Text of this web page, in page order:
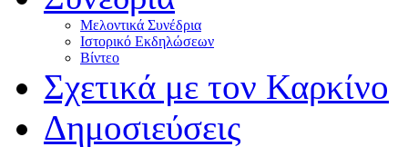
Μελοντικά Συνέδρια
Ιστορικό Εκδηλώσεων
Βίντεο
Σχετικά με τον Καρκίνο
Δημοσιεύσεις